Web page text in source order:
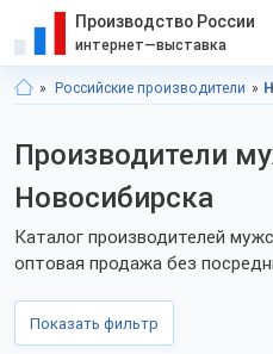
Производство России
интернет—выставка
Российские производители
Производители
Новосибирска
Каталог производителей
оптовая продажа без
Показать фильтр